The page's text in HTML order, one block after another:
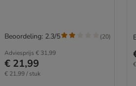
Adviesprijs € 31,99
€ 21,99
€ 21,99 / stuk
Beoordeling: 2.3/5 (20)